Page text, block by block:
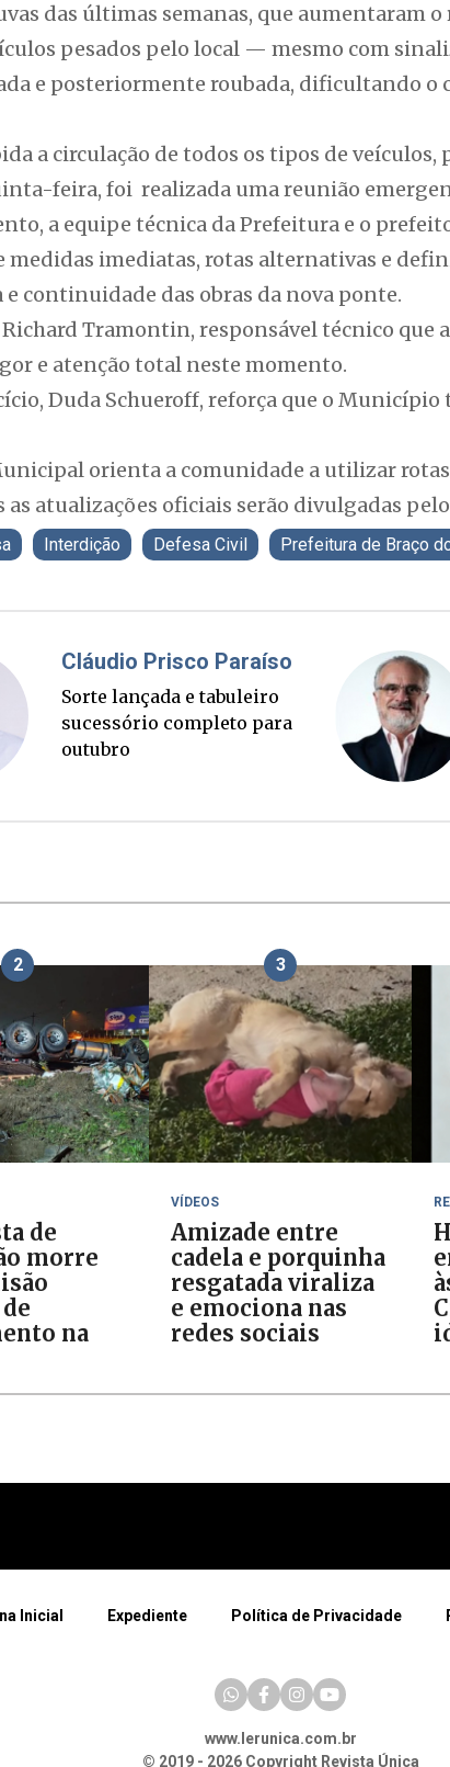
das últimas semanas, que aumentaram
pesados pelo local — mesmo com
e posteriormente roubada, dificultando o
a circulação de todos os tipos de veículos,
feira, foi realizada uma reunião
a equipe técnica da Prefeitura e o
medidas imediatas, rotas alternativas e
continuidade das obras da nova ponte.
Tramontin, responsável técnico que
e atenção total neste momento.
Duda Schueroff, reforça que o
orienta a comunidade a utilizar
as atualizações oficiais serão divulgadas
Interdição Defesa Civil Prefeitura de Braço
Fabiano Bordignon
Ponte Anita Garibaldi virou
palanque eleitoral
2
de
morre
na
3
VÍDEOS
Amizade entre
cadela e porquinha
resgatada viraliza
e emociona nas
redes sociais
Inicial Expediente Política de Privacidade
www.lerunica.com.br
© 2019 - 2026 Copyright Revista Única